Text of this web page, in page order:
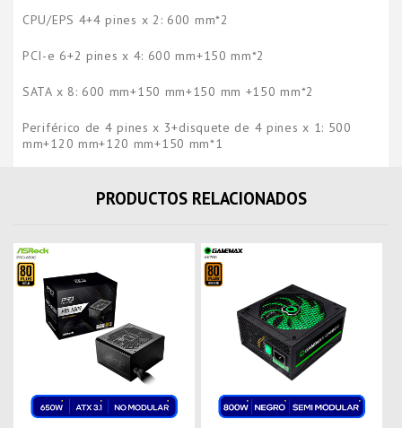
CPU/EPS 4+4 pines x 2: 600 mm*2
PCI-e 6+2 pines x 4: 600 mm+150 mm*2
SATA x 8: 600 mm+150 mm+150 mm +150 mm*2
Periférico de 4 pines x 3+disquete de 4 pines x 1: 500
mm+120 mm+120 mm+150 mm*1
PRODUCTOS RELACIONADOS